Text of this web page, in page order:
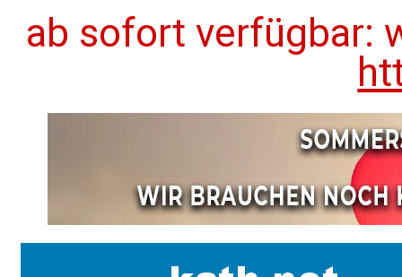
ab sofort verfügbar: